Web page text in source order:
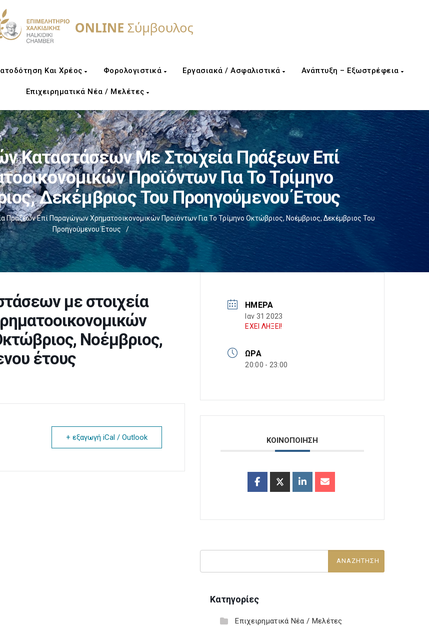
Και Χρέος Φορολογιστικά Εργασιακά / Ασφαλιστικά Ανάπτυξη – Εξωστρέφεια
Επιχειρηματικά Νέα / Μελέτες
Καταστάσεων Με Στοιχεία Πράξεων Επί
Προϊόντων Για Το Τρίμηνο
Δεκέμβριος Του Προηγούμενου Έτους
Επί Παραγώγων Χρηματοοικονομικών Προϊόντων Για Το Τρίμηνο Οκτώβριος, Νοέμβριος, Δεκέμβριος Του
Προηγούμενου Έτους
/
με στοιχεία
Νοέμβριος,
έτους
+ εξαγωγή iCal / Outlook
ΗΜΈΡΑ
Ιαν 31 2023
ΕΧΕΙ ΛΗΞΕΙ!
ΏΡΑ
20:00 - 23:00
ΚΟΙΝΟΠΟΙΗΣΗ
Κατηγορίες
Επιχειρηματικά Νέα / Μελέτες